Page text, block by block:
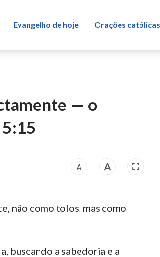
Evangelho de hoje Orações católicas
— o
não como tolos, mas como
buscando a sabedoria e a